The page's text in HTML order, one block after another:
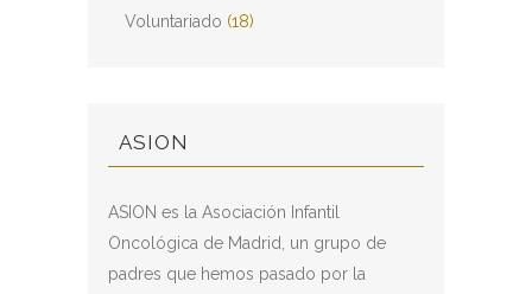
Voluntariado (18)
ASION
ASION es la Asociación Infantil
Oncológica de Madrid, un grupo de
padres que hemos pasado por la